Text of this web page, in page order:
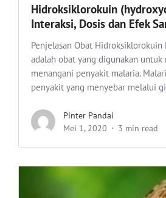
Hidroksiklorokuin
Interaksi, Dosis dan Efek
Penjelasan Obat
adalah obat yang digunakan untuk
menangani penyakit malaria.
penyakit yang menyebar melalui
Pinter Pandai
Mei 1, 2020
3 min read